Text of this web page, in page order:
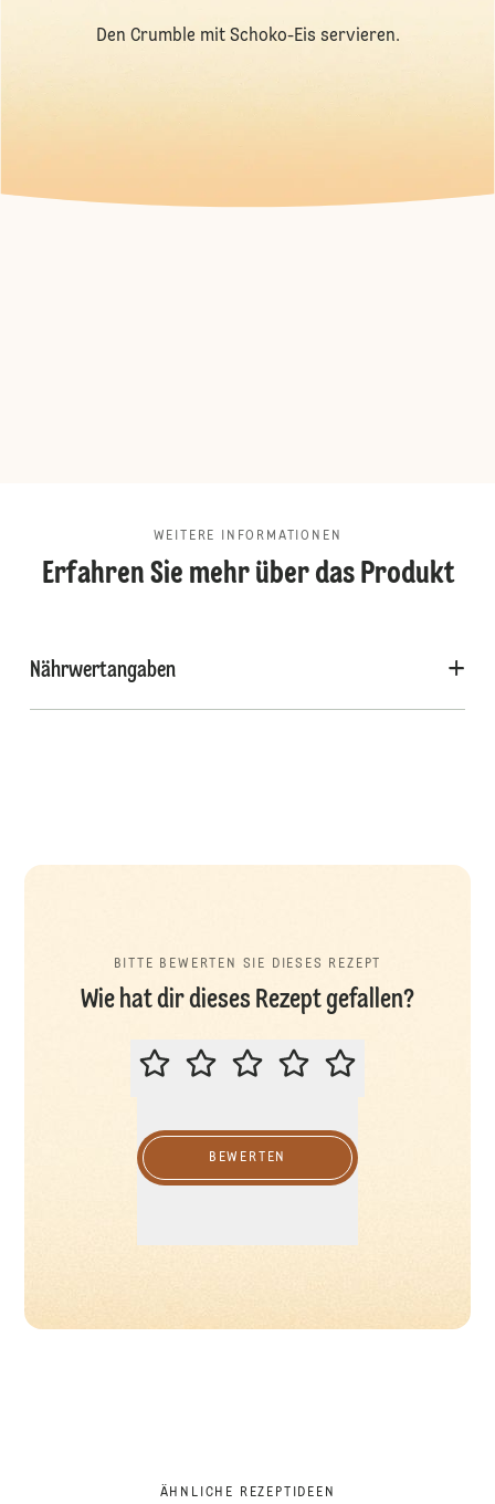
Den Crumble mit Schoko-Eis servieren.
WEITERE INFORMATIONEN
Erfahren Sie mehr über das Produkt
Nährwertangaben
BITTE BEWERTEN SIE DIESES REZEPT
Wie hat dir dieses Rezept gefallen?
BITTE BEWERTEN SIE DIESES
BEWERTEN
ÄHNLICHE REZEPTIDEEN